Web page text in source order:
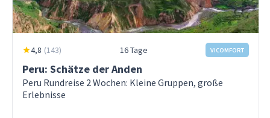
4,8 (143) 16 Tage VICOMFORT
Peru: Schätze der Anden
Peru Rundreise 2 Wochen: Kleine Gruppen, große
Erlebnisse